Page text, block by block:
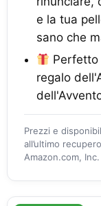
e la tua
sano che
Perfetto
regalo
Prezzi e
all’ultimo
Amazon.com,